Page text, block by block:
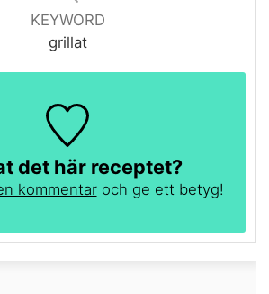
KEYWORD
grillat
det här receptet?
kommentaroch ge ett betyg!